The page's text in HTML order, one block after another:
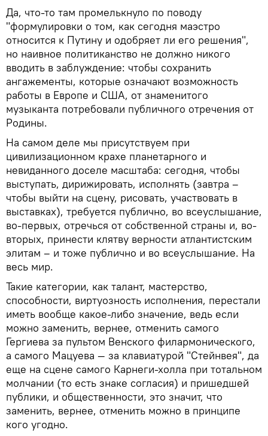
Да, что-то там промелькнуло по поводу
"формулировки о том, как сегодня маэстро
относится к Путину и одобряет ли его решения",
но наивное политиканство не должно никого
вводить в заблуждение: чтобы сохранить
ангажементы, которые означают возможность
работы в Европе и США, от знаменитого
музыканта потребовали публичного отречения от
Родины.
На самом деле мы присутствуем при
цивилизационном крахе планетарного и
невиданного доселе масштаба: сегодня, чтобы
выступать, дирижировать, исполнять (завтра –
чтобы выйти на сцену, рисовать, участвовать в
выставках), требуется публично, во всеуслышание,
во-первых, отречься от собственной страны и, во-
вторых, принести клятву верности атлантистским
элитам – и тоже публично и во всеуслышание. На
весь мир.
Такие категории, как талант, мастерство,
способности, виртуозность исполнения, перестали
иметь вообще какое-либо значение, ведь если
можно заменить, вернее, отменить самого
Гергиева за пультом Венского филармонического,
а самого Мацуева — за клавиатурой "Стейнвея", да
еще на сцене самого Карнеги-холла при тотальном
молчании (то есть знаке согласия) и пришедшей
публики, и общественности, это значит, что
заменить, вернее, отменить можно в принципе
кого угодно.